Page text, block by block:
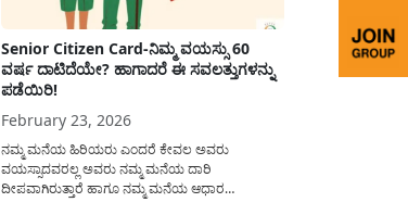
Senior Citizen Card-ನಿಮ್ಮ ವಯಸ್ಸು 60
ವರ್ಷ ದಾಟಿದೆಯೇ? ಹಾಗಾದರೆ ಈ ಸವಲತ್ತುಗಳನ್ನು
ಪಡೆಯಿರಿ!
February 23, 2026
ನಮ್ಮ ಮನೆಯ ಹಿರಿಯರು ಎಂದರೆ ಕೇವಲ ಅವರು
ವಯಸ್ಸಾದವರಲ್ಲ ಅವರು ನಮ್ಮ ಮನೆಯ ದಾರಿ
ದೀಪವಾಗಿರುತ್ತಾರೆ ಹಾಗೂ ನಮ್ಮ ಮನೆಯ ಆಧಾರ